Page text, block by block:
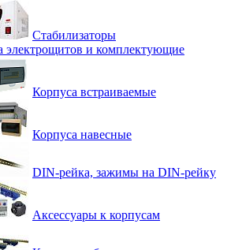
Стабилизаторы
электрощитов и комплектующие
Корпуса встраиваемые
Корпуса навесные
DIN-рейка, зажимы на DIN-рейку
Аксессуары к корпусам